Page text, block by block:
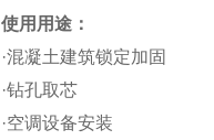
使用用途：
·混凝土建筑锁定加固
·钻孔取芯
·空调设备安装